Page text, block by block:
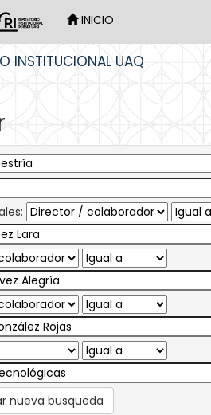
INICIO
INSTITUCIONAL UAQ
nueva busqueda